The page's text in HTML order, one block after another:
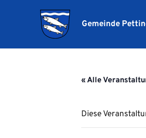
Gemeinde
« Alle
Diese